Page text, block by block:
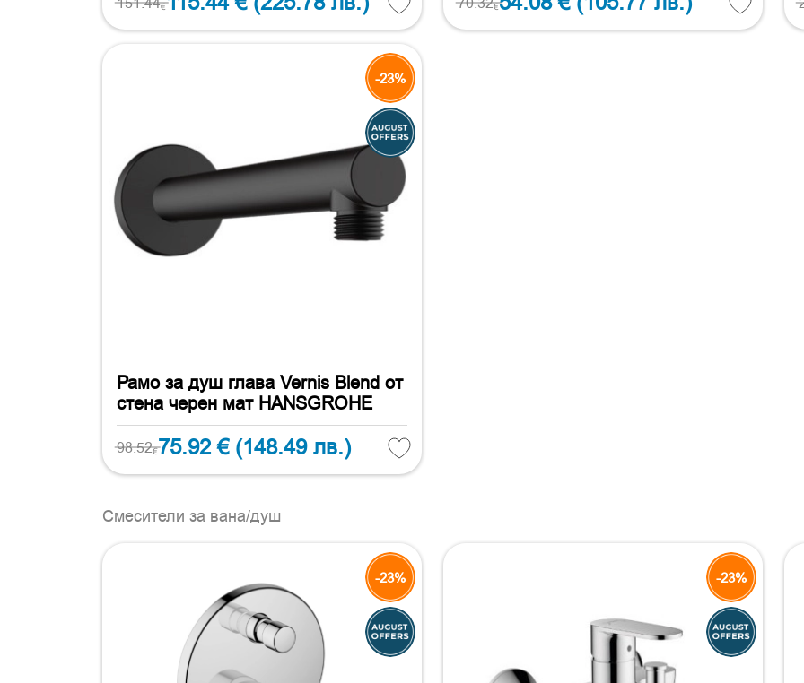
€ €
-23%
Рамо за душ глава Vernis Blend от
стена черен мат HANSGROHE
98.52€75.92 € (148.49 лв.)
Смесители за вана/душ
-23% -23%